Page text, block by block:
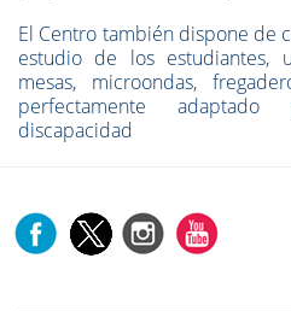
El Centro también dispone de
estudio de los estudiantes,
mesas, microondas,
perfectamente
discapacidad